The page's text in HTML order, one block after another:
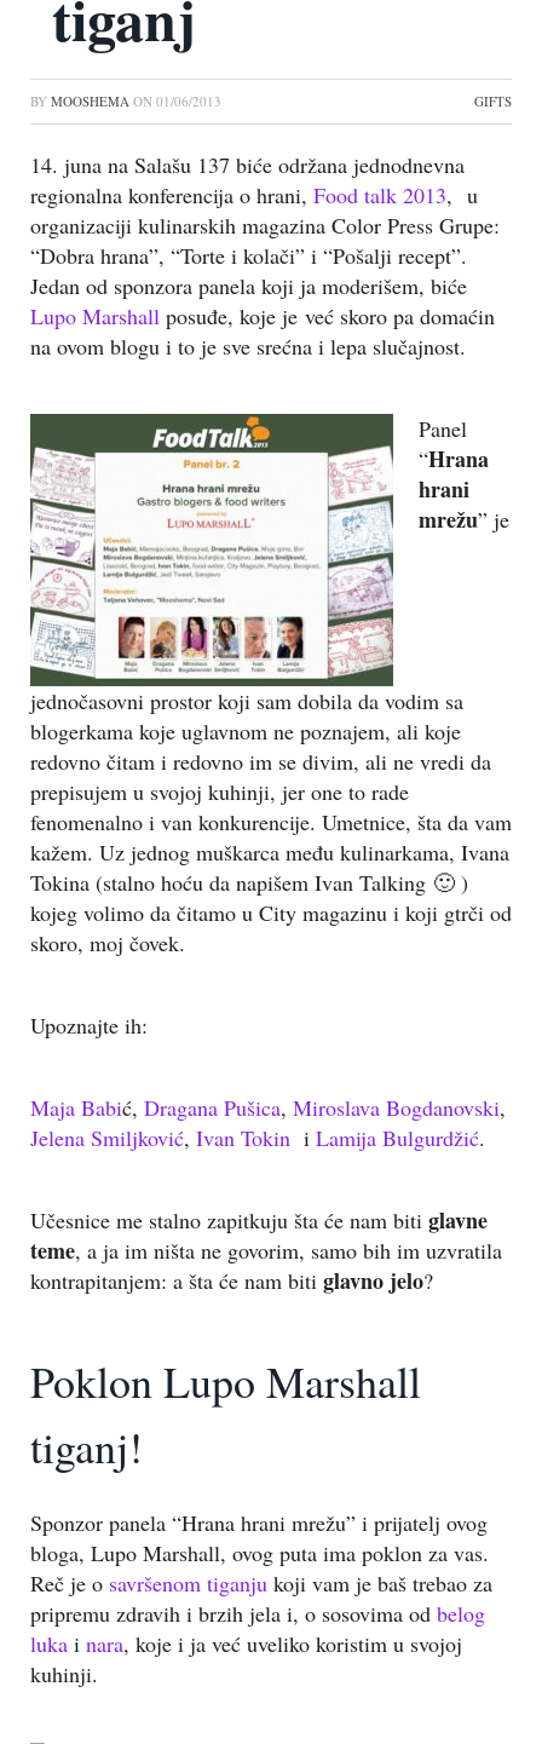
tiganj
BY MOOSHEMA ON 01/06/2013 GIFTS
14. juna na Salašu 137 biće održana jednodnevna
regionalna konferencija o hrani, Food talk 2013, u
organizaciji kulinarskih magazina Color Press Grupe:
“Dobra hrana”, “Torte i kolači” i “Pošalji recept”.
Jedan od sponzora panela koji ja moderišem, biće
Lupo Marshall posuđe, koje je već skoro pa domaćin
na ovom blogu i to je sve srećna i lepa slučajnost.
Panel
“Hrana
hrani
mrežu” je
jednočasovni prostor koji sam dobila da vodim sa
blogerkama koje uglavnom ne poznajem, ali koje
redovno čitam i redovno im se divim, ali ne vredi da
prepisujem u svojoj kuhinji, jer one to rade
fenomenalno i van konkurencije. Umetnice, šta da vam
kažem. Uz jednog muškarca među kulinarkama, Ivana
Tokina (stalno hoću da napišem Ivan Talking 🙂 )
kojeg volimo da čitamo u City magazinu i koji gtrči od
skoro, moj čovek.
Upoznajte ih:
Maja Babić, Dragana Pušica, Miroslava Bogdanovski,
Jelena Smiljković, Ivan Tokin i Lamija Bulgurdžić.
Učesnice me stalno zapitkuju šta će nam biti glavne
teme, a ja im ništa ne govorim, samo bih im uzvratila
kontrapitanjem: a šta će nam biti glavno jelo?
Poklon Lupo Marshall
tiganj!
Sponzor panela “Hrana hrani mrežu” i prijatelj ovog
bloga, Lupo Marshall, ovog puta ima poklon za vas.
Reč je o savršenom tiganju koji vam je baš trebao za
pripremu zdravih i brzih jela i, o sosovima od belog
luka i nara, koje i ja već uveliko koristim u svojoj
kuhinji.